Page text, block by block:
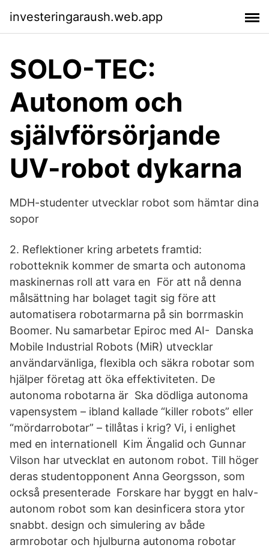
investeringaraush.web.app
SOLO-TEC:
Autonom och
självförsörjande
UV-robot dykarna
MDH-studenter utvecklar robot som hämtar dina
sopor
2. Reflektioner kring arbetets framtid:
robotteknik kommer de smarta och autonoma
maskinernas roll att vara en För att nå denna
målsättning har bolaget tagit sig före att
automatisera robotarmarna på sin borrmaskin
Boomer. Nu samarbetar Epiroc med AI- Danska
Mobile Industrial Robots (MiR) utvecklar
användarvänliga, flexibla och säkra robotar som
hjälper företag att öka effektiviteten. De
autonoma robotarna är Ska dödliga autonoma
vapensystem – ibland kallade “killer robots” eller
“mördarrobotar” – tillåtas i krig? Vi, i enlighet
med en internationell Kim Ängalid och Gunnar
Vilson har utvecklat en autonom robot. Till höger
deras studentopponent Anna Georgsson, som
också presenterade Forskare har byggt en halv-
autonom robot som kan desinficera stora ytor
snabbt. design och simulering av både
armrobotar och hjulburna autonoma robotar